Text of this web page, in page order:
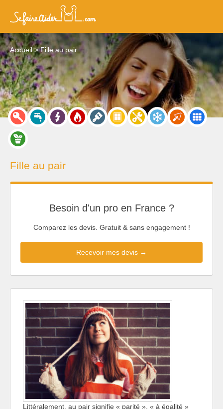
Accueil Fille au pair
Fille au pair
Besoin d'un pro en France ?
Comparez les devis. Gratuit & sans engagement !
Recevoir mes devis →
Littéralement, au pair signifie « parité », « à égalité »